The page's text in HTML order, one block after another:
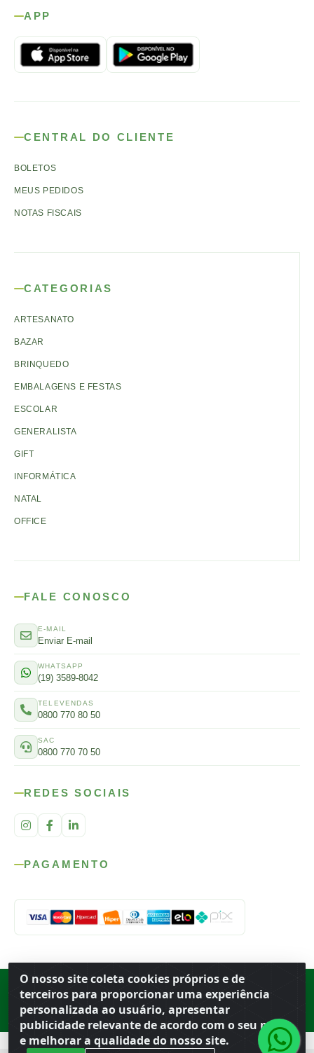
O nosso site coleta cookies próprios e de
terceiros para proporcionar uma experiência
personalizada ao usuário, apresentar
publicidade relevante de acordo com o seu perfil
e melhorar a qualidade do nosso site.
APP
CENTRAL DO CLIENTE
BOLETOS
MEUS PEDIDOS
NOTAS FISCAIS
CATEGORIAS
ARTESANATO
BAZAR
BRINQUEDO
EMBALAGENS E FESTAS
ESCOLAR
GENERALISTA
GIFT
INFORMÁTICA
NATAL
OFFICE
FALE CONOSCO
E-MAIL
Enviar E-mail
WHATSAPP
(19) 3589-8042
TELEVENDAS
0800 770 80 50
SAC
0800 770 70 50
REDES SOCIAIS
PAGAMENTO
Porto Ferreira ·BR
13.669-899· CNPJ 56.679.863/0001-91
© 2026 Atacado Ideal